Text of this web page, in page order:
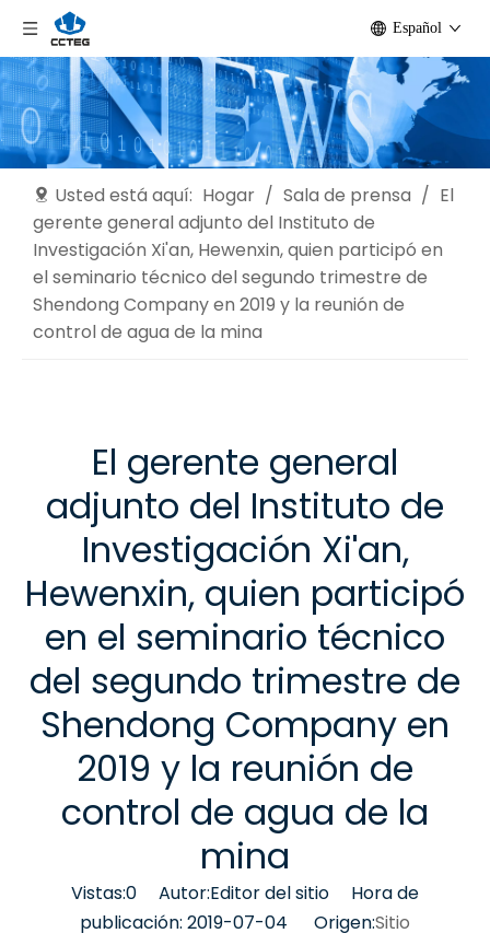
Español
Usted está aquí: Hogar / Sala de prensa / El
gerente general adjunto del Instituto de
Investigación Xi'an, Hewenxin, quien participó en
el seminario técnico del segundo trimestre de
Shendong Company en 2019 y la reunión de
control de agua de la mina
El gerente general
adjunto del Instituto de
Investigación Xi'an,
Hewenxin, quien participó
en el seminario técnico
del segundo trimestre de
Shendong Company en
2019 y la reunión de
control de agua de la
mina
Vistas:0 Autor:Editor del sitio Hora de
publicación: 2019-07-04 Origen:Sitio